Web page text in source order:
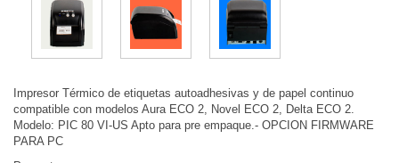
Impresor Térmico de etiquetas autoadhesivas y de papel continuo
compatible con modelos Aura ECO 2, Novel ECO 2, Delta ECO 2.
Modelo: PIC 80 VI-US Apto para pre empaque.- OPCION FIRMWARE
PARA PC